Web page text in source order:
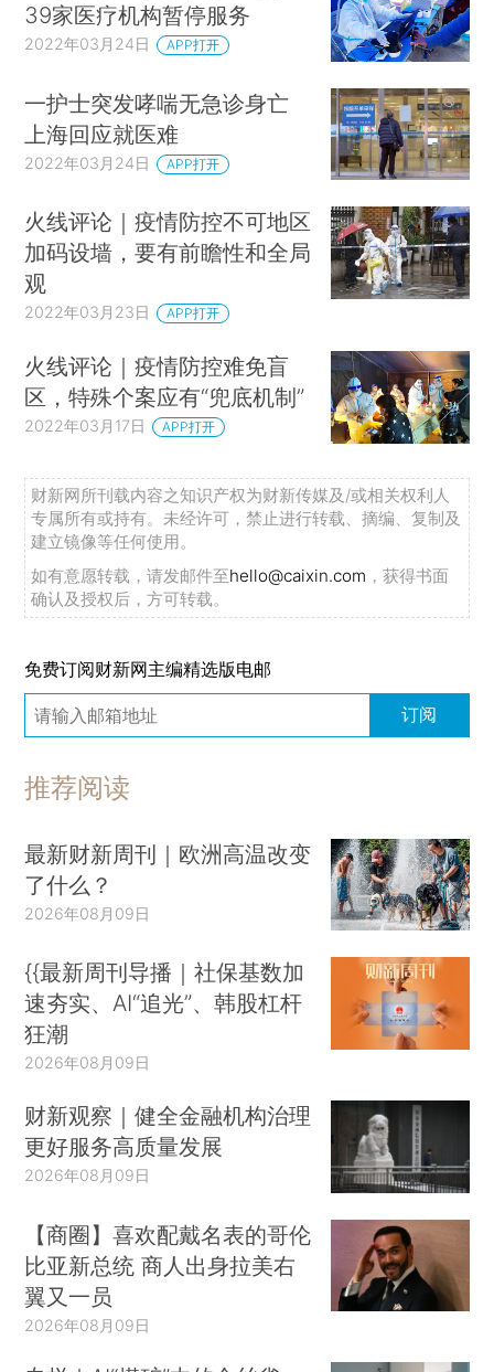
39家医疗机构暂停服务
2022年03月24日 APP打开
一护士突发哮喘无急诊身亡
上海回应就医难
2022年03月24日 APP打开
火线评论｜疫情防控不可地区
加码设墙，要有前瞻性和全局
观
2022年03月23日 APP打开
火线评论｜疫情防控难免盲
区，特殊个案应有“兜底机制”
2022年03月17日 APP打开
财新网所刊载内容之知识产权为财新传媒及/或相关权利人
专属所有或持有。未经许可，禁止进行转载、摘编、复制及
建立镜像等任何使用。
如有意愿转载，请发邮件至hello@caixin.com ，获得书面
确认及授权后，方可转载。
免费订阅财新网主编精选版电邮
订阅
推荐阅读
最新财新周刊｜欧洲高温改变
了什么？
2026年08月09日
{{最新周刊导播｜社保基数加
速夯实、AI“追光”、韩股杠杆
狂潮
2026年08月09日
财新观察｜健全金融机构治理
更好服务高质量发展
2026年08月09日
【商圈】喜欢配戴名表的哥伦
比亚新总统 商人出身拉美右
翼又一员
2026年08月09日